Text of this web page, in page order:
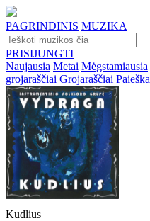
PAGRINDINIS MUZIKA
PRISIJUNGTI
Naujausia Metai Mėgstamiausia
grojaraščiai Grojaraščiai Paieška
Kudlius